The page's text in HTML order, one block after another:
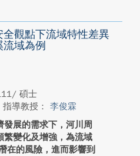
觀點下流域特性差異
域為例
碩士
指導教授： 李俊霖
發展的需求下，河川周
繁變化及增強，為流域
在的風險，進而影響到